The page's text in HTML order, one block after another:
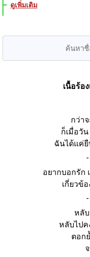
ดูเพิ่มเติม
เนื้อร้อ
กว่า
ก็เมื่อวัน
ฉันได้แค่ยื
อยากบอกรัก
เกี่ยวข้
หลับ
หลับไปค
ตอก